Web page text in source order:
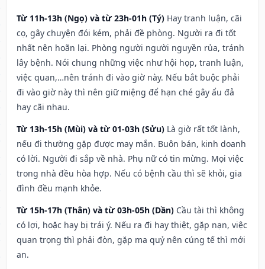
Từ 11h-13h (Ngọ) và từ 23h-01h (Tý) Hay tranh luận, cãi
cọ, gây chuyện đói kém, phải đề phòng. Người ra đi tốt
nhất nên hoãn lại. Phòng người người nguyền rủa, tránh
lây bệnh. Nói chung những việc như hội họp, tranh luận,
việc quan,…nên tránh đi vào giờ này. Nếu bắt buộc phải
đi vào giờ này thì nên giữ miệng để hạn ché gây ẩu đả
hay cãi nhau.
Từ 13h-15h (Mùi) và từ 01-03h (Sửu) Là giờ rất tốt lành,
nếu đi thường gặp được may mắn. Buôn bán, kinh doanh
có lời. Người đi sắp về nhà. Phụ nữ có tin mừng. Mọi việc
trong nhà đều hòa hợp. Nếu có bệnh cầu thì sẽ khỏi, gia
đình đều mạnh khỏe.
Từ 15h-17h (Thân) và từ 03h-05h (Dần) Cầu tài thì không
có lợi, hoặc hay bị trái ý. Nếu ra đi hay thiệt, gặp nạn, việc
quan trọng thì phải đòn, gặp ma quỷ nên cúng tế thì mới
an.